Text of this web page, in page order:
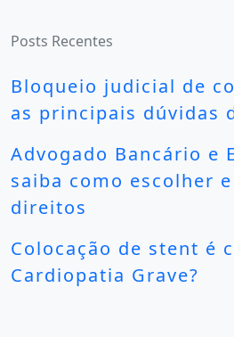
Posts Recentes
Bloqueio judicial de
as principais dúvidas
Advogado Bancário e
saiba como escolher
direitos
Colocação de stent é
Cardiopatia Grave?